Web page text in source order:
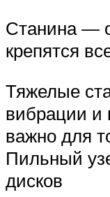
Станина —
крепятся
Тяжелые
вибрации и
важно для
Пильный
дисков